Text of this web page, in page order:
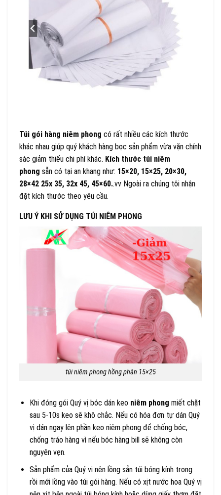
Túi gói hàng niêm phong có rất nhiều các kích thước
khác nhau giúp quý khách hàng bọc sản phẩm vừa vặn chính
sác giảm thiểu chi phí khác. Kích thước túi niêm
phong sẵn có tại an khang như: 15×20, 15×25, 20×30,
28×42 25x 35, 32x 45, 45×60..vv Ngoài ra chúng tôi nhận
đặt kích thước theo yêu cầu.
LƯU Ý KHI SỬ DỤNG TÚI NIÊM PHONG
túi niêm phong hồng phân 15×25
Khi đóng gói Quý vị bóc dán keoniêm phong miết chặt
sau 5-10s keo sẽ khô chắc. Nếu có hóa đơn tự dán Quý
vị dán ngay lên phần keo niêm phong để chống bóc,
chống tráo hàng vì nếu bóc hàng bill sẽ không còn
nguyên vẹn.
Sản phẩm của Quý vị nên lồng sẵn túi bóng kính trong
rồi mới lồng vào túi gói hàng. Nếu có xịt nước hoa Quý vị